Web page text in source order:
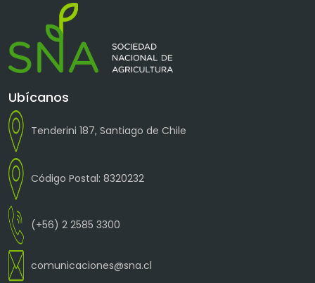
Ubícanos
Tenderini 187, Santiago de Chile
Código Postal: 8320232
(+56) 2 2585 3300
comunicaciones@sna.cl